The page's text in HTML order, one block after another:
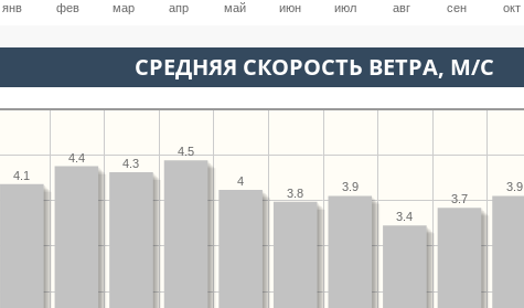
янв фев мар апр май июн июл авг сен окт
СРЕДНЯЯ СКОРОСТЬ ВЕТРА, М/С
3.9
3.7
3.4
3.9
3.8
4
4.5
4.3
4.4
4.1